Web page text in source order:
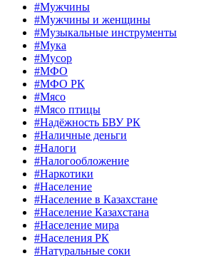
#Мужчины
#Мужчины и женщины
#Музыкальные инструменты
#Мука
#Мусор
#МФО
#МФО РК
#Мясо
#Мясо птицы
#Надёжность БВУ РК
#Наличные деньги
#Налоги
#Налогообложение
#Наркотики
#Население
#Население в Казахстане
#Население Казахстана
#Население мира
#Населения РК
#Натуральные соки